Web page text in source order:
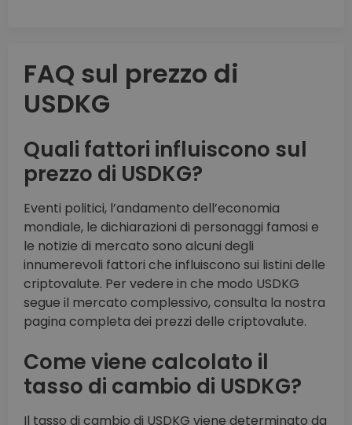
FAQ sul prezzo di
USDKG
Quali fattori influiscono sul
prezzo di USDKG?
Eventi politici, l’andamento dell’economia
mondiale, le dichiarazioni di personaggi famosi e
le notizie di mercato sono alcuni degli
innumerevoli fattori che influiscono sui listini delle
criptovalute. Per vedere in che modo USDKG
segue il mercato complessivo, consulta la nostra
pagina completa dei prezzi delle criptovalute.
Come viene calcolato il
tasso di cambio di USDKG?
Il tasso di cambio di USDKG viene determinato da